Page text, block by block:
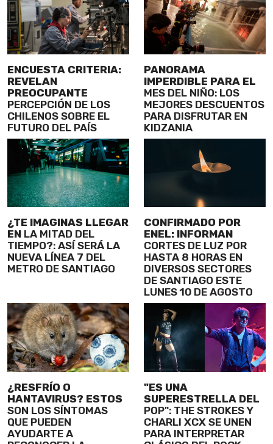
ENCUESTA CRITERIA:
REVELAN
PREOCUPANTE
PERCEPCIÓN DE LOS
CHILENOS SOBRE EL
FUTURO DEL PAÍS
PANORAMA
IMPERDIBLE PARA EL
MES DEL NIÑO: LOS
MEJORES DESCUENTOS
PARA DISFRUTAR EN
KIDZANIA
¿TE IMAGINAS LLEGAR
EN LA MITAD DEL
TIEMPO?: ASÍ SERÁ LA
NUEVA LÍNEA 7 DEL
METRO DE SANTIAGO
CONFIRMADO POR
ENEL: INFORMAN
CORTES DE LUZ POR
HASTA 8 HORAS EN
DIVERSOS SECTORES
DE SANTIAGO ESTE
LUNES 10 DE AGOSTO
¿RESFRÍO O
HANTAVIRUS? ESTOS
SON LOS SÍNTOMAS
QUE PUEDEN
AYUDARTE A
"ES UNA
SUPERESTRELLA DEL
POP": THE STROKES Y
CHARLI XCX SE UNEN
PARA INTERPRETAR